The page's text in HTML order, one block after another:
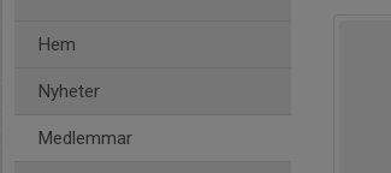
Hem
Nyheter
Medlemmar